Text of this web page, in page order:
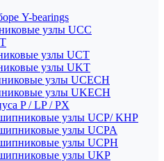
Y-bearings
узлы UCC
узлы UCT
узлы UKT
узлы UCECH
узлы UKECH
P / LP / PX
узлы UCP/ KHP
узлы UCPA
узлы UCPH
узлы UKP